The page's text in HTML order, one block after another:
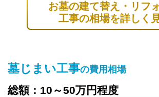
お墓の建て替え・リフ
工事の相場を詳しく
墓じまい工事の費用相場
総額：10～50万円程度